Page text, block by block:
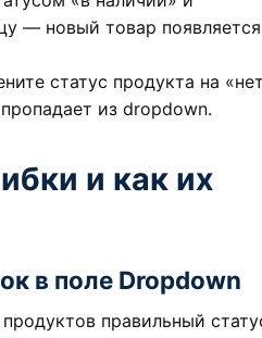
— новый товар
статус продукта на
из dropdown.
и как их
в поле Dropdown
правильный